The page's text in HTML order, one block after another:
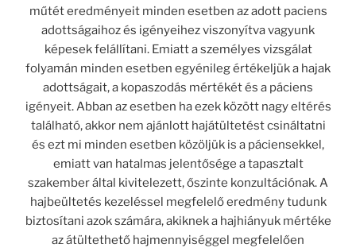
műtét eredményeit minden esetben az adott paciens
adottságaihoz és igényeihez viszonyítva vagyunk
képesek felállítani. Emiatt a személyes vizsgálat
folyamán minden esetben egyénileg értékeljük a hajak
adottságait, a kopaszodás mértékét és a páciens
igényeit. Abban az esetben ha ezek között nagy eltérés
található, akkor nem ajánlott hajátültetést csináltatni
és ezt mi minden esetben közöljük is a páciensekkel,
emiatt van hatalmas jelentősége a tapasztalt
szakember által kivitelezett, őszinte konzultációnak. A
hajbeültetés kezeléssel megfelelő eredmény tudunk
biztosítani azok számára, akiknek a hajhiányuk mértéke
az átültethető hajmennyiséggel megfelelően